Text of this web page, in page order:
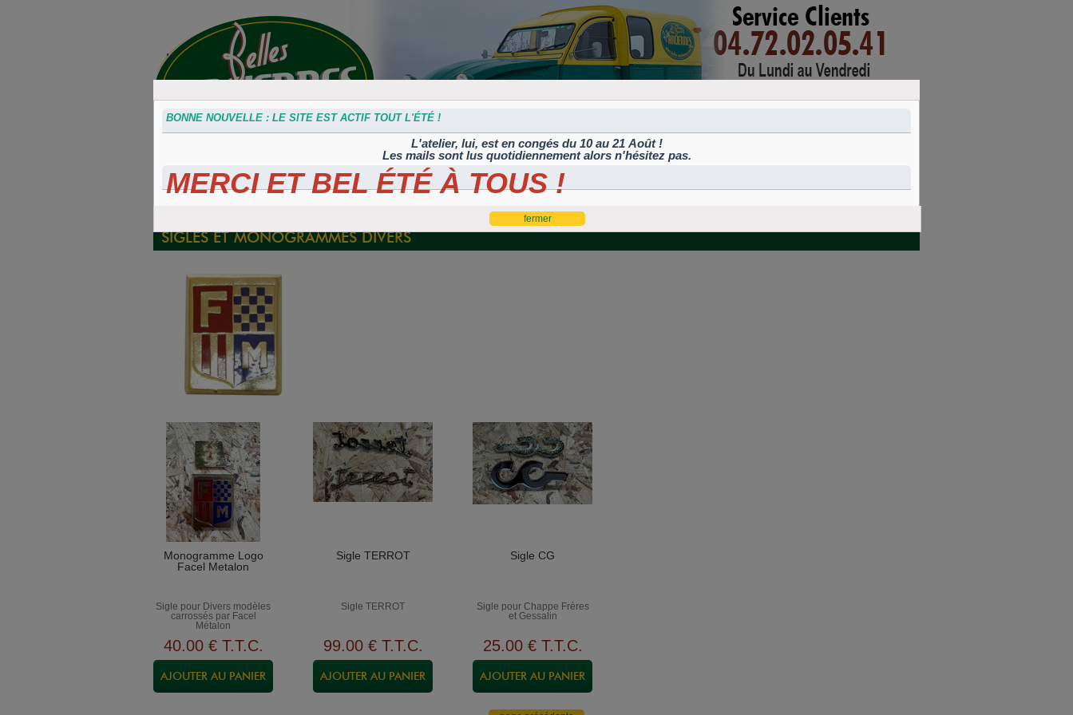
Accessoires
divers
Plaques 3D
Maillefaud et
Plaques
immatriculation
Plaques
autocollantes et
Plaques
peintes
Traitement
Corrosion
BONNE NOUVELLE : LE SITE EST ACTIF TOUT L'ÉTÉ !
L'atelier, lui, est en congés du 10 au 21 Août !
Les mails sont lus quotidiennement alors n'hésitez pas.
MERCI ET BEL ÉTÉ À TOUS !
SIGLES ET MONOGRAMMES DIVERS
Monogramme Logo
Facel Metalon
Sigle pour Divers modèles
carrossés par Facel
Métalon
40.00 € T.T.C.
Sigle TERROT
Sigle TERROT
99.00 € T.T.C.
Sigle CG
Sigle pour Chappe Frères
et Gessalin
25.00 € T.T.C.